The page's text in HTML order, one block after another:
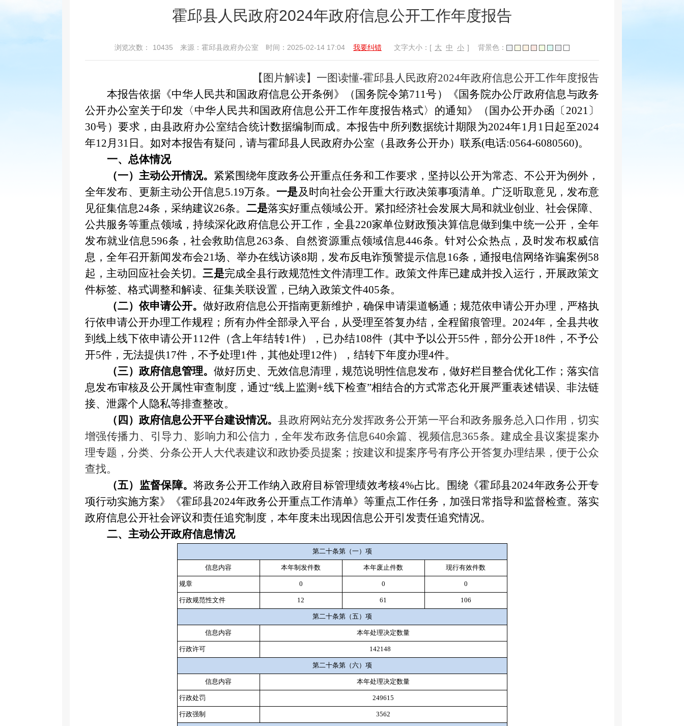
霍邱县人民政府2024年政府信息公开工作年度报告
浏览次数： 10435 来源：霍邱县政府办公室 时间：2025-02-14 17:04 我要纠错 文字大小：[ 大 中 小 ] 背景色：
【图片解读】一图读懂-霍邱县人民政府2024年政府信息公开工作年度报告
本报告依据《中华人民共和国政府信息公开条例》（国务院令第711号）《国务院办公厅政府信息与政务
公开办公室关于印发〈中华人民共和国政府信息公开工作年度报告格式〉的通知》（国办公开办函〔2021〕
30号）要求，由县政府办公室结合统计数据编制而成。本报告中所列数据统计期限为2024年1月1日起至2024
年12月31日。如对本报告有疑问，请与霍邱县人民政府办公室（县政务公开办）联系(电话:0564-6080560)。
一、总体情况
（一）主动公开情况。 紧紧围绕年度政务公开重点任务和工作要求，坚持以公开为常态、不公开为例外，
全年发布、更新主动公开信息5.19万条。 一是及时向社会公开重大行政决策事项清单。 广泛听取意见，发布意
见征集信息24条， 采纳建议26条。 二是落实好重点领域公开。紧扣经济社会发展大局和就业创业、社会保障、
公共服务等重点领域，持续深化政府信息公开工作， 全县220家单位财政预决算信息做到集中统一公开，全年
发布就业信息596条，社会救助信息263条、自然资源重点领域信息446条。针对公众热点，及时发布权威信
息 ，全年召开新闻发布会21场、举办在线访谈8期，发布反电诈预警提示信息16条，通报电信网络诈骗案例58
起，主动回应社会关切。三是完成全县行政规范性文件清理工作。政策文件库已建成并投入运行，开展政策文
件标签、格式调整和解读、征集关联设置，已纳入政策文件405条。
（二）依申请公开。做好政府信息公开指南更新维护，确保申请渠道畅通；规范依申请公开办理，严格执
行依申请公开办理工作规程；所有办件全部录入平台，从受理至答复办结，全程留痕管理。 2024年，全县共收
到线上线下依申请公开112件（含上年结转1件），已办结108件（其中予以公开55件，部分公开18件，不予公
开5件，无法提供17件，不予处理1件，其他处理12件），结转下年度办理4件。
（三）政府信息管理。做好历史、无效信息清理，规范说明性信息发布，做好栏目整合优化工作；落实信
息发布审核及公开属性审查制度，通过“线上监测+线下检查”相结合的方式常态化开展严重表述错误、非法链
接、泄露个人隐私等排查整改。
（四）政府信息公开平台建设情况。县政府网站充分发挥政务公开第一平台和政务服务总入口作用，切实
增强传播力、引导力、影响力和公信力 ，全年发布政务信息640余篇、视频信息365条。建成全县议案提案办
理专题，分类、分条公开人大代表建议和政协委员提案；按建议和提案序号有序公开答复办理结果，便于公众
查找。
（五）监督保障。将政务公开工作纳入政府目标管理绩效考核4%占比。围绕《霍邱县2024年政务公开专
项行动实施方案》《霍邱县2024年政务公开重点工作清单》等重点工作任务，加强日常指导和监督检查。落实
政府信息公开社会评议和责任追究制度，本年度未出现因信息公开引发责任追究情况。
二、主动公开政府信息情况
第二十条第（一）项
信息内容 本年制发件数 本年废止件数 现行有效件数
规章 0 0 0
行政规范性文件 12 61 106
第二十条第（五）项
信息内容 本年处理决定数量
行政许可 142148
第二十条第（六）项
信息内容 本年处理决定数量
行政处罚 249615
行政强制 3562